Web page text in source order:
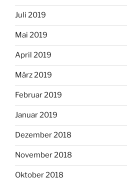
Juli 2019
Mai 2019
April 2019
März 2019
Februar 2019
Januar 2019
Dezember 2018
November 2018
Oktober 2018